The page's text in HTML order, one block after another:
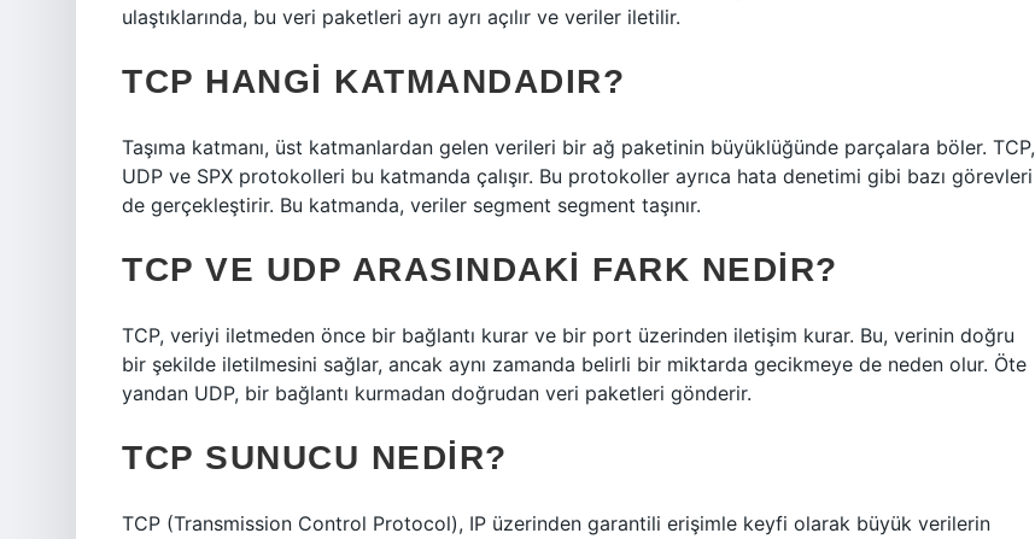
ulaştıklarında, bu veri paketleri ayrı ayrı açılır ve veriler iletilir.
TCP HANGI KATMANDADIR?
Taşıma katmanı, üst katmanlardan gelen verileri bir ağ paketinin büyüklüğünde parçalara böler. TCP,
UDP ve SPX protokolleri bu katmanda çalışır. Bu protokoller ayrıca hata denetimi gibi bazı görevleri
de gerçekleştirir. Bu katmanda, veriler segment segment taşınır.
TCP VE UDP ARASINDAKI FARK NEDIR?
TCP, veriyi iletmeden önce bir bağlantı kurar ve bir port üzerinden iletişim kurar. Bu, verinin doğru
bir şekilde iletilmesini sağlar, ancak aynı zamanda belirli bir miktarda gecikmeye de neden olur. Öte
yandan UDP, bir bağlantı kurmadan doğrudan veri paketleri gönderir.
TCP SUNUCU NEDIR?
TCP (Transmission Control Protocol), IP üzerinden garantili erişimle keyfi olarak büyük verilerin